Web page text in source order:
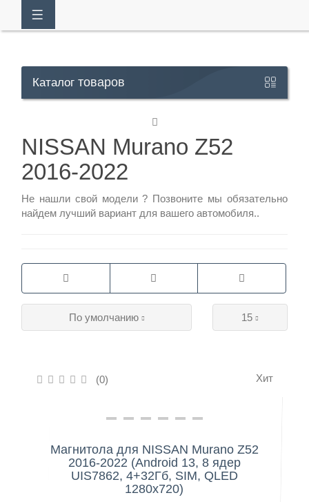
929
13-
Каталог товаров
NISSAN Murano Z52
2016-2022
Не нашли свой модели ? Позвоните мы обязательно
найдем лучший вариант для вашего автомобиля..
15
По умолчанию
(0) Хит
Нашли дешевле?
Магнитола для NISSAN Murano Z52
2016-2022 (Android 13, 8 ядер
UIS7862, 4+32Гб, SIM, QLED
1280x720)